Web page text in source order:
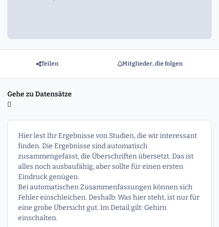
Teilen Mitglieder, die folgen
Gehe zu Datensätze
Hier lest Ihr Ergebnisse von Studien, die wir interessant
finden. Die Ergebnisse sind automatisch
zusammengefasst, die Überschriften übersetzt. Das ist
alles noch ausbaufähig, aber sollte für einen ersten
Eindruck genügen.
Bei automatischen Zusammenfassungen können sich
Fehler einschleichen. Deshalb: Was hier steht, ist nur für
eine grobe Übersicht gut. Im Detail gilt: Gehirn
einschalten.